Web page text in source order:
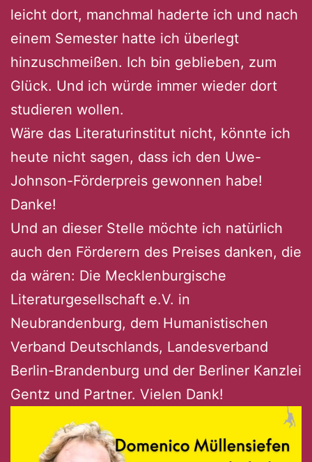
leicht dort, manchmal haderte ich und nach
einem Semester hatte ich überlegt
hinzuschmeißen. Ich bin geblieben, zum
Glück. Und ich würde immer wieder dort
studieren wollen.
Wäre das Literaturinstitut nicht, könnte ich
heute nicht sagen, dass ich den Uwe-
Johnson-Förderpreis gewonnen habe!
Danke!
Und an dieser Stelle möchte ich natürlich
auch den Förderern des Preises danken, die
da wären: Die Mecklenburgische
Literaturgesellschaft e.V. in
Neubrandenburg, dem Humanistischen
Verband Deutschlands, Landesverband
Berlin-Brandenburg und der Berliner Kanzlei
Gentz und Partner. Vielen Dank!